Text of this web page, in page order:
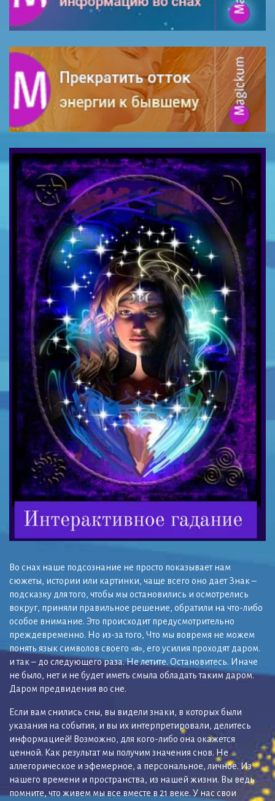
Во снах наше подсознание не просто показывает нам
сюжеты, истории или картинки, чаще всего оно дает Знак –
подсказку для того, чтобы мы остановились и осмотрелись
вокруг, приняли правильное решение, обратили на что-либо
особое внимание. Это происходит предусмотрительно
преждевременно. Но из-за того, Что мы вовремя не можем
понять язык символов своего «я», его усилия проходят даром.
и так – до следующего раза. Не летите. Остановитесь. Иначе
не было, нет и не будет иметь смыла обладать таким даром.
Даром предвидения во сне.
Если вам снились сны, вы видели знаки, в которых были
указания на события, и вы их интерпретировали, делитесь
информацией! Возможно, для кого-либо она окажется
ценной. Как результат мы получим значения снов. Не
аллегорическое и эфемерное, а персональное, личное. Из
нашего времени и пространства, из нашей жизни. Вы ведь
помните, что живем мы все вместе в 21 веке. У нас свои